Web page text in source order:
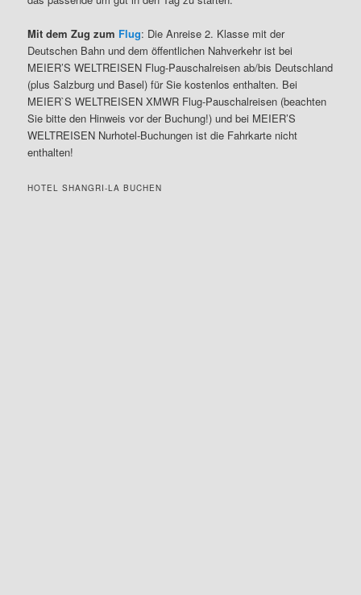
Mit dem Zug zum Flug: Die Anreise 2. Klasse mit der
Deutschen Bahn und dem öffentlichen Nahverkehr ist bei
MEIER’S WELTREISEN Flug-Pauschalreisen ab/bis Deutschland
(plus Salzburg und Basel) für Sie kostenlos enthalten. Bei
MEIER`S WELTREISEN XMWR Flug-Pauschalreisen (beachten
Sie bitte den Hinweis vor der Buchung!) und bei MEIER’S
WELTREISEN Nurhotel-Buchungen ist die Fahrkarte nicht
enthalten!
HOTEL SHANGRI-LA BUCHEN